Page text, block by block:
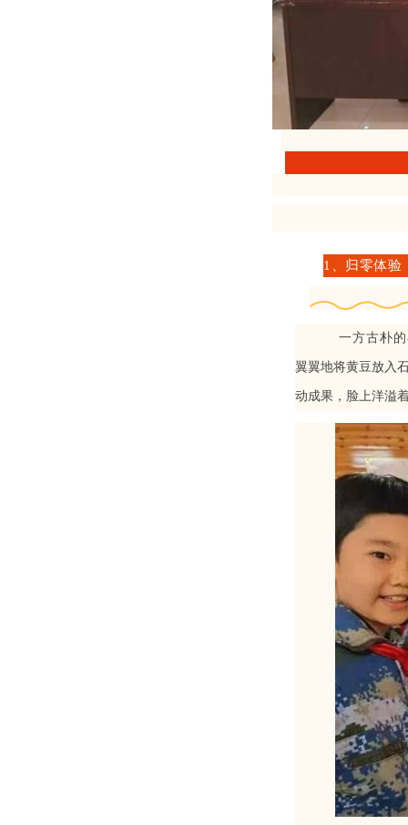
1 、归零体验
一方古朴
翼翼地将黄豆放入
动成果，脸上洋溢